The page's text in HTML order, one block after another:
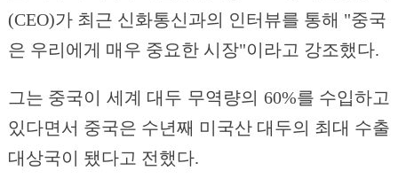
(CEO)가 최근 신화통신과의 인터뷰를 통해 "중국
은 우리에게 매우 중요한 시장"이라고 강조했다.
그는 중국이 세계 대두 무역량의 60%를 수입하고
있다면서 중국은 수년째 미국산 대두의 최대 수출
대상국이 됐다고 전했다.